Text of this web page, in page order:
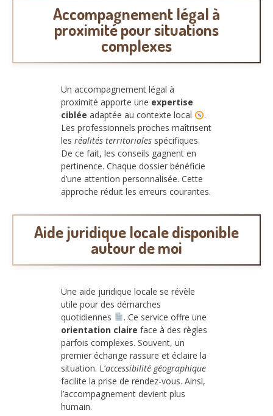
Accompagnement légal à
proximité pour situations
complexes
Un accompagnement légal à
proximité apporte une expertise
ciblée adaptée au contexte local
.
Les professionnels proches maîtrisent
les réalités territoriales spécifiques.
De ce fait, les conseils gagnent en
pertinence. Chaque dossier bénéficie
d’une attention personnalisée. Cette
approche réduit les erreurs courantes.
Aide juridique locale disponible
autour de moi
Une aide juridique locale se révèle
utile pour des démarches
quotidiennes
. Ce service offre une
orientation claire face à des règles
parfois complexes. Souvent, un
premier échange rassure et éclaire la
situation. L’accessibilité géographique
facilite la prise de rendez-vous. Ainsi,
l’accompagnement devient plus
humain.